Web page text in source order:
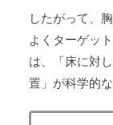
したがって、
よくターゲッ
は、「床に対
置」が科学的